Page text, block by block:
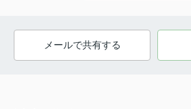
メールで共有する